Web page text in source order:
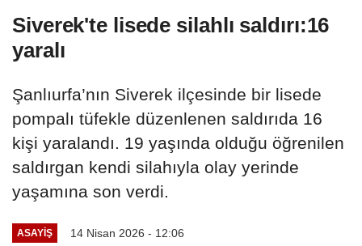
Siverek'te lisede silahlı saldırı:16
yaralı
Şanlıurfa’nın Siverek ilçesinde bir lisede
pompalı tüfekle düzenlenen saldırıda 16
kişi yaralandı. 19 yaşında olduğu öğrenilen
saldırgan kendi silahıyla olay yerinde
yaşamına son verdi.
ASAYIŞ 14 Nisan 2026 - 12:06